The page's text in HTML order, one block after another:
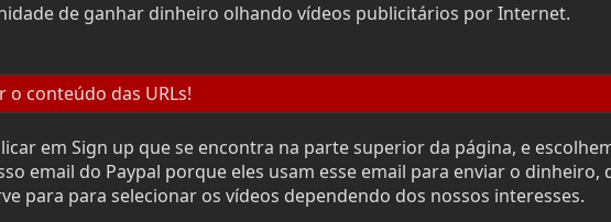
de ganhar dinheiro olhando vídeos publicitários por Internet.
o conteúdo das URLs!
em Sign up que se encontra na parte superior da página, e
email do Paypal porque eles usam esse email para enviar o
para para selecionar os vídeos dependendo dos nossos interesses.